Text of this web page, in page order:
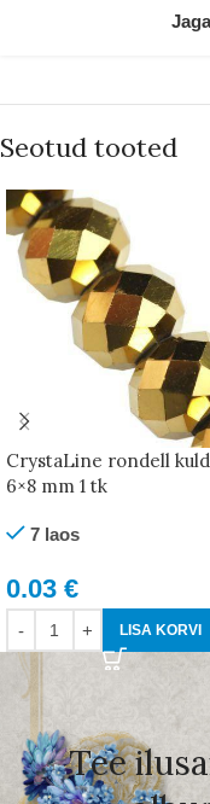
Seotud tooted
CrystaLine rondell
6×8 mm 1 tk
7 laos
0.03 €
LISA KORVI
Tee